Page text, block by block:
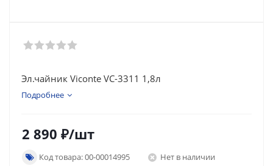
Эл.чайник Viconte VC-3311 1,8л
Подробнее
2 890 ₽/шт
Код товара: 00-00014995
Нет в наличии